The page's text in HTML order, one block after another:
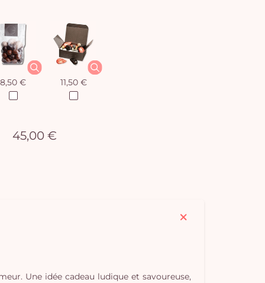
45,00 €
8,50 € 11,50 €
Une idée cadeau ludique et savoureuse,